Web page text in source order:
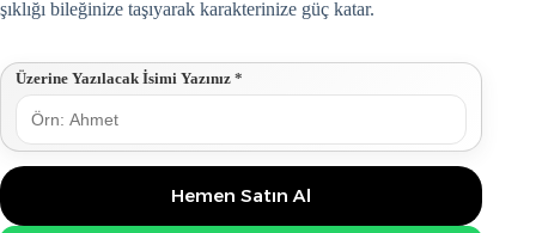
şıklığı bileğinize taşıyarak karakterinize güç katar.
Üzerine Yazılacak İsimi Yazınız *
Hemen Satın Al